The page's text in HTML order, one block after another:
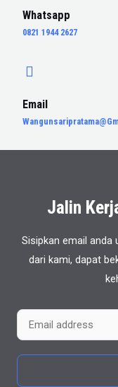
Whatsapp
0821 1944 2627
Email
Jalin
Sisipkan email anda
dari kami, dapat